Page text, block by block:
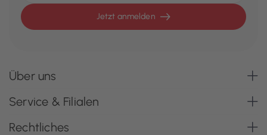
Jetzt anmelden
Über uns
Service & Filialen
Rechtliches